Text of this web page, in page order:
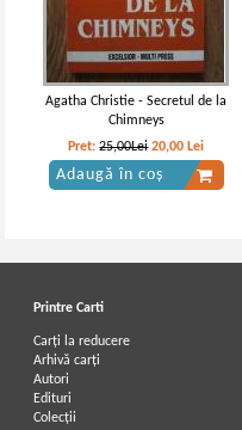
Agatha Christie - Secretul de la
Chimneys
Pret:25,00Lei 20,00 Lei
Adaugă în coș
Printre Carti
Carți la reducere
Arhivă carți
Autori
Edituri
Colecții